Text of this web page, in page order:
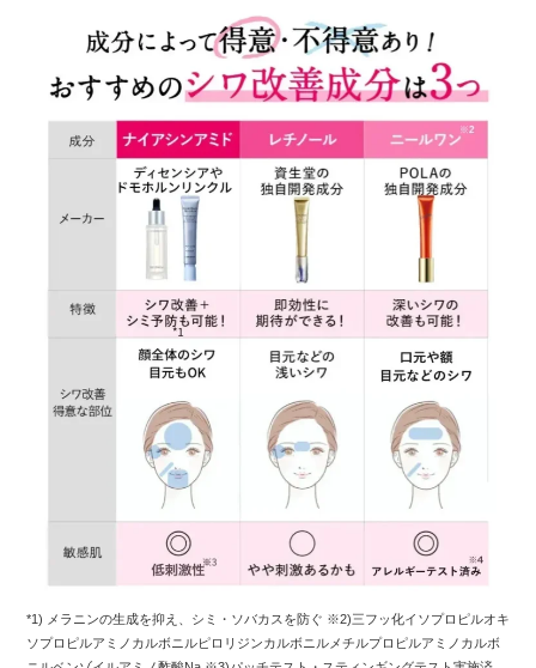
*1) メラニンの生成を抑え、シミ・ソバカスを防ぐ ※2)三フッ化イソプロピルオキ
ソプロピルアミノカルボニルピロリジンカルボニルメチルプロピルアミノカルボ